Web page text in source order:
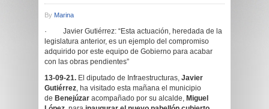
By Marina
· Javier Gutiérrez: “Esta actuación, heredada de la
legislatura anterior, es un ejemplo del compromiso
adquirido por este equipo de Gobierno para acabar
con las obras pendientes”
13-09-21. El diputado de Infraestructuras, Javier
Gutiérrez, ha visitado esta mañana el municipio
de Benejúzar acompañado por su alcalde, Miguel